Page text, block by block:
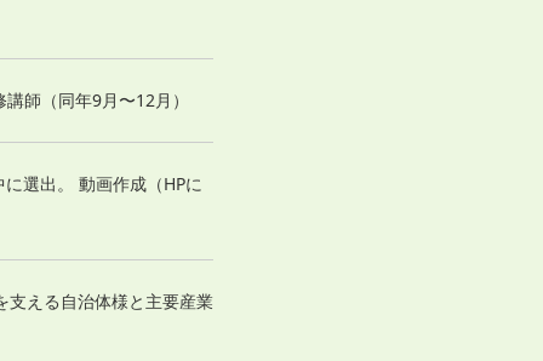
師（同年9月〜12月）
選出。 動画作成（HPに
支える自治体様と主要産業